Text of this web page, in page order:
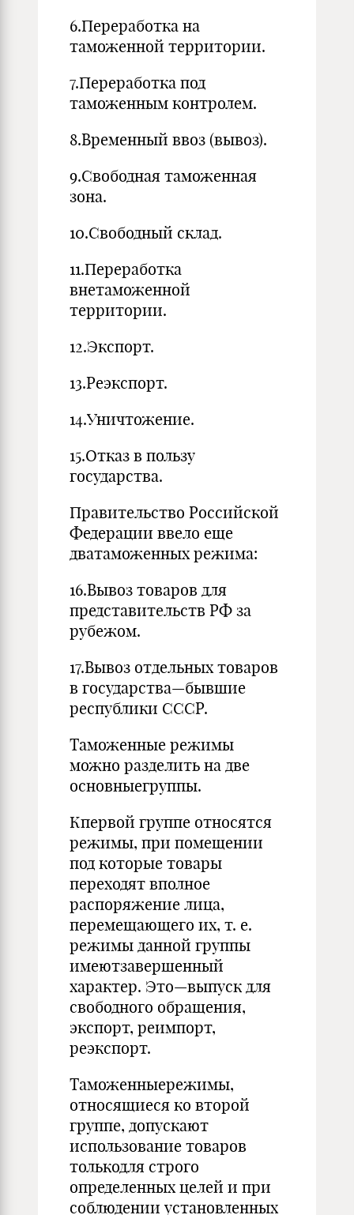
6.Переработка на
таможенной территории.
7.Переработка под
таможенным контролем.
8.Временный ввоз (вывоз).
9.Свободная таможенная
зона.
10.Свободный склад.
11.Переработка
внетаможенной
территории.
12.Экспорт.
13.Реэкспорт.
14.Уничтожение.
15.Отказ в пользу
государства.
Правительство Российской
Федерации ввело еще
дватаможенных режима:
16.Вывоз товаров для
представительств РФ за
рубежом.
17.Вывоз отдельных товаров
в государства—бывшие
республики СССР.
Таможенные режимы
можно разделить на две
основныегруппы.
Кпервой группе относятся
режимы, при помещении
под которые товары
переходят вполное
распоряжение лица,
перемещающего их, т. е.
режимы данной группы
имеютзавершенный
характер. Это—выпуск для
свободного обращения,
экспорт, реимпорт,
реэкспорт.
Таможенныережимы,
относящиеся ко второй
группе, допускают
использование товаров
толькодля строго
определенных целей и при
соблюдении установленных